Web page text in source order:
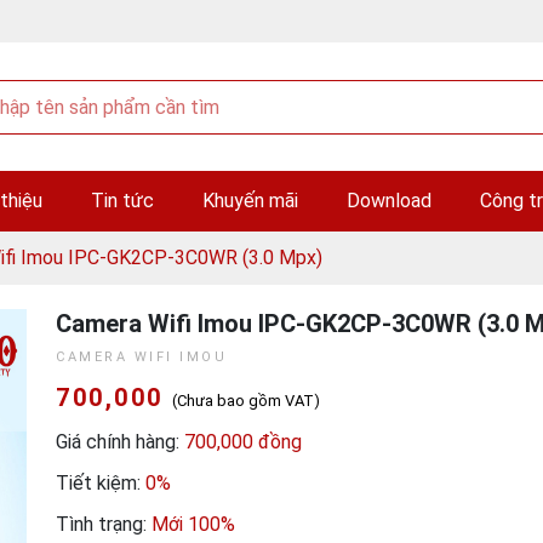
Tin tức Khuyến mãi Download Công
Imou IPC-GK2CP-3C0WR (3.0 Mpx)
Camera Wifi Imou IPC-GK2CP-3C0WR (3.0
CAMERA WIFI IMOU
700,000 (Chưa bao gồm VAT)
Giá chính hàng: 700,000 đồng
Tiết kiệm: 0%
Tình trạng: Mới 100%